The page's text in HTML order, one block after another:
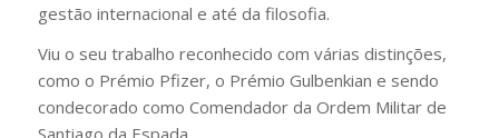
gestão internacional e até da filosofia.
Viu o seu trabalho reconhecido com várias distinções,
como o Prémio Pfizer, o Prémio Gulbenkian e sendo
condecorado como Comendador da Ordem Militar de